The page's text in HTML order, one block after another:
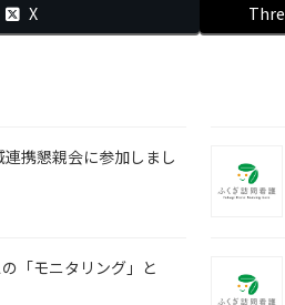
X
携懇親会に参加しまし
「モニタリング」と